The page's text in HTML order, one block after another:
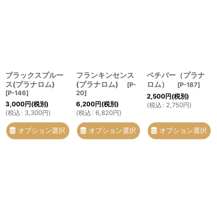
ブラックスプルー
ス(プラナロム)
[P-146]
3,000円(税別)
(税込: 3,300円)
オプション選択
フランキンセンス
(プラナロム)
[P-
20]
6,200円(税別)
(税込: 6,820円)
オプション選択
ベチバー（プラナ
ロム）
[P-187]
2,500円(税別)
(税込: 2,750円)
オプション選択